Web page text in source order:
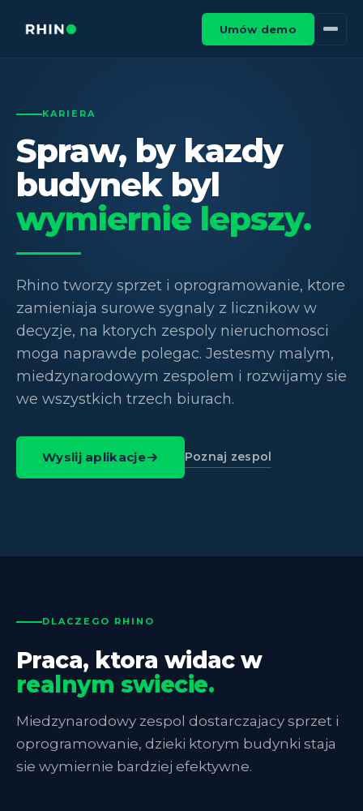
Umów demo
KARIERA
Spraw, by kazdy
budynek byl
wymiernie lepszy.
Rhino tworzy sprzet i oprogramowanie, ktore
zamieniaja surowe sygnaly z licznikow w
decyzje, na ktorych zespoly nieruchomosci
moga naprawde polegac. Jestesmy malym,
miedzynarodowym zespolem i rozwijamy sie
we wszystkich trzech biurach.
Wyslij aplikacje Poznaj zespol
DLACZEGO RHINO
Praca, ktora widac w
realnym swiecie.
Miedzynarodowy zespol dostarczajacy sprzet i
oprogramowanie, dzieki ktorym budynki staja
sie wymiernie bardziej efektywne.